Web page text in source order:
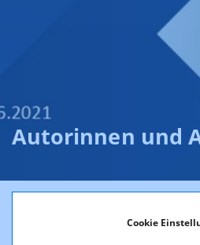
Cookie
Autorinnen und
Die Beiträge der aktuellen Ausgabe